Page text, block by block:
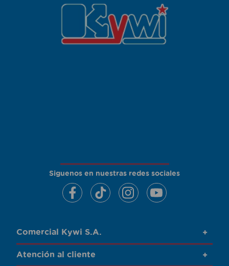
Siguenos en nuestras redes sociales
Comercial Kywi S.A. +
Atención al cliente +